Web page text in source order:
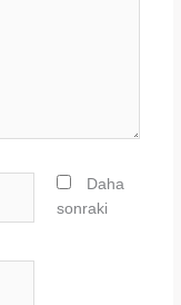
Daha
sonraki